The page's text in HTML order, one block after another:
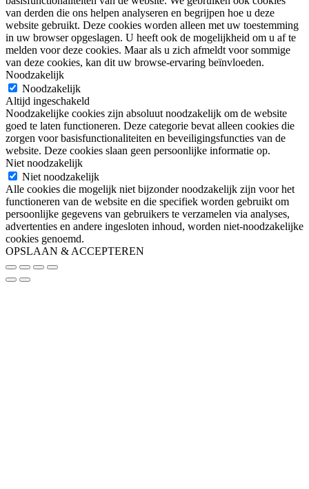
van derden die ons helpen analyseren en begrijpen hoe u deze
website gebruikt. Deze cookies worden alleen met uw toestemming
in uw browser opgeslagen. U heeft ook de mogelijkheid om u af te
melden voor deze cookies. Maar als u zich afmeldt voor sommige
van deze cookies, kan dit uw browse-ervaring beïnvloeden.
Noodzakelijk
Noodzakelijk
Altijd ingeschakeld
Noodzakelijke cookies zijn absoluut noodzakelijk om de website
goed te laten functioneren. Deze categorie bevat alleen cookies die
zorgen voor basisfunctionaliteiten en beveiligingsfuncties van de
website. Deze cookies slaan geen persoonlijke informatie op.
Niet noodzakelijk
Niet noodzakelijk
Alle cookies die mogelijk niet bijzonder noodzakelijk zijn voor het
functioneren van de website en die specifiek worden gebruikt om
persoonlijke gegevens van gebruikers te verzamelen via analyses,
advertenties en andere ingesloten inhoud, worden niet-noodzakelijke
cookies genoemd.
OPSLAAN & ACCEPTEREN